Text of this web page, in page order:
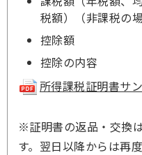
税額）（非課税の
控除額
控除の内容
所得課税証明書サ
※証明書の返品・交換
す。翌日以降からは再